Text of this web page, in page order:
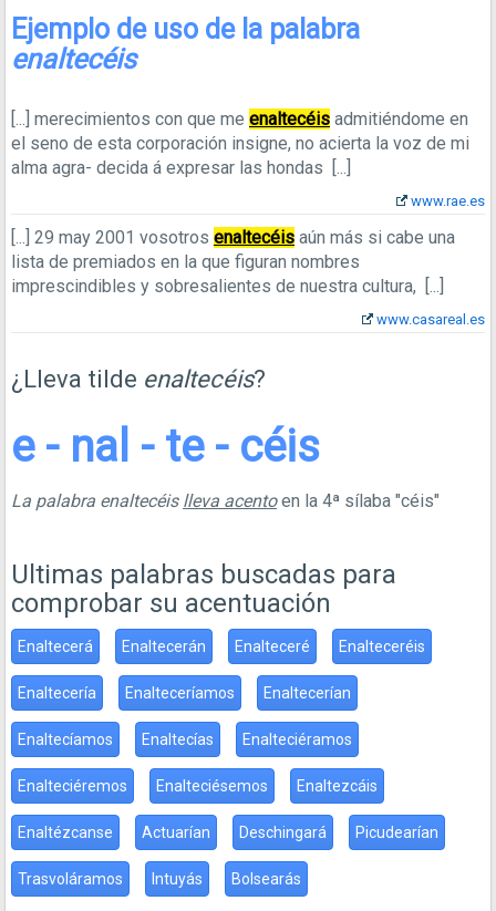
Ejemplo de uso de la palabra
enaltecéis
[...] merecimientos con que me enaltecéis admitiéndome en
el seno de esta corporación insigne, no acierta la voz de mi
alma agra- decida á expresar las hondas [...]
www.rae.es
[...] 29 may 2001 vosotros enaltecéis aún más si cabe una
lista de premiados en la que figuran nombres
imprescindibles y sobresalientes de nuestra cultura, [...]
www.casareal.es
¿Lleva tilde enaltecéis?
e - nal - te - céis
La palabra enaltecéis lleva acentoen la 4ª sílaba "céis"
Ultimas palabras buscadas para
comprobar su acentuación
Enaltecerá Enaltecerán Enalteceré Enalteceréis
Enaltecería Enalteceríamos Enaltecerían
Enaltecíamos Enaltecías Enalteciéramos
Enalteciéremos Enalteciésemos Enaltezcáis
Enaltézcanse Actuarían Deschingará Picudearían
Trasvoláramos Intuyás Bolsearás